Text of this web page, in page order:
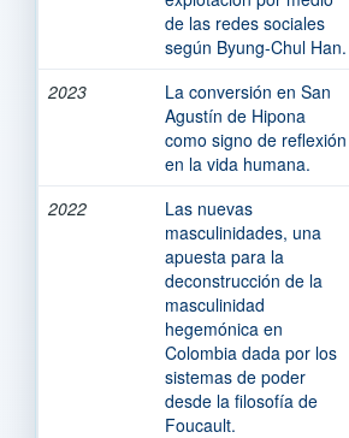
de las redes sociales
según Byung-Chul Han.
2023
La conversión en San
Agustín de Hipona
como signo de reflexión
en la vida humana.
2022
Las nuevas
masculinidades, una
apuesta para la
deconstrucción de la
masculinidad
hegemónica en
Colombia dada por los
sistemas de poder
desde la filosofía de
Foucault.